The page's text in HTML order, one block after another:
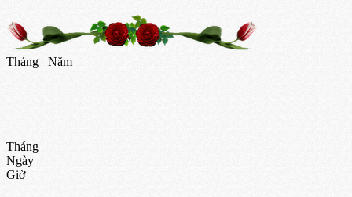
Tháng Năm
Tháng
Ngày
Giờ